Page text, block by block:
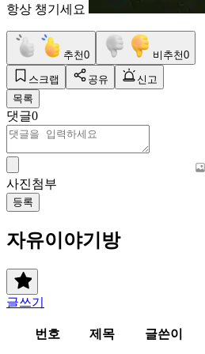
항상 챙기세요
추천0 비추천0
스크랩 공유
신고
목록
댓글0
사진첨부
등록
자유이야기방
글쓰기
번호 제목 글쓴이